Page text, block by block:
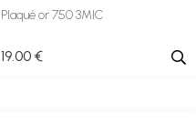
Plaqué or 750 3MIC
19.00 €